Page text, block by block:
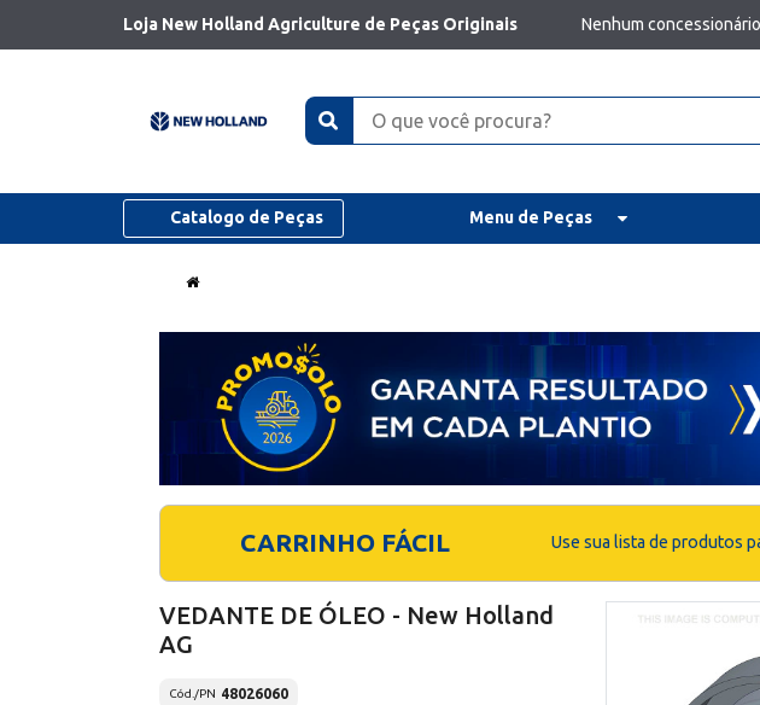
Loja New Holland Agriculture de Peças Originais Nenhum
Catalogo de Peças Menu de Peças
CARRINHO FÁCIL Use sua lista de produtos
VEDANTE DE ÓLEO - New Holland
AG
Cód./PN 48026060